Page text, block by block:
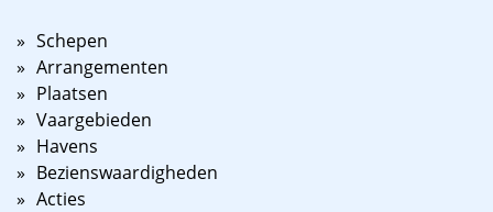
Schepen
Arrangementen
Plaatsen
Vaargebieden
Havens
Bezienswaardigheden
Acties